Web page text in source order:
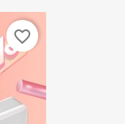
favorite_border